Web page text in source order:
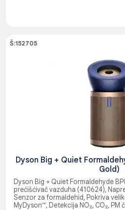
Š:152705
Dyson Big + Quiet
Gold)
Dyson Big + Quiet Formaldehyde
prečišćivač vazduha (410624),
Senzor za formaldehid, Pokriva
MyDyson™, Detekcija NO₂, CO₂, PM